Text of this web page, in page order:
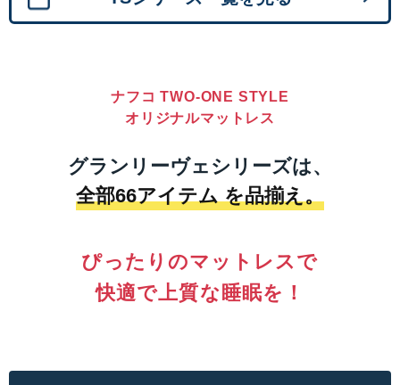
ナフコ TWO-ONE STYLE
オリジナルマットレス
グランリーヴェシリーズは、
全部66アイテム を品揃え。
ぴったりのマットレスで
快適で上質な睡眠を！